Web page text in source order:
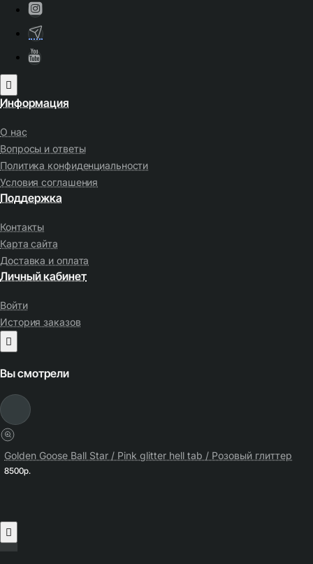
Информация
О нас
Вопросы и ответы
Политика конфиденциальности
Условия соглашения
Поддержка
Контакты
Карта сайта
Доставка и оплата
Личный кабинет
Войти
История заказов
Вы смотрели
Golden Goose Ball Star / Pink glitter hell tab / Розовый глиттер
8500р.